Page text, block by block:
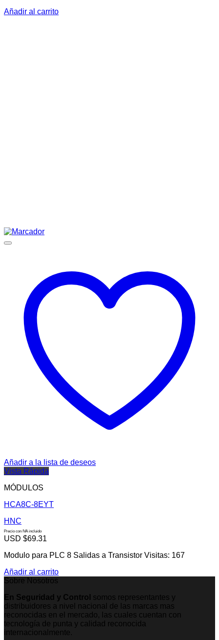
Añadir al carrito
Añadir a la lista de deseos
Vista Rápida
MÓDULOS
HCA8C-8EYT
HNC
Precio con IVA incluido
USD $69.31
Modulo para PLC 8 Salidas a Transistor Visitas: 167
Añadir al carrito
Sobre Nosotros
En Seguridad y Control somos representantes y
distribuidores a nivel nacional de las marcas mas
reconocidas en el mercado, las cuales cuentan con
tecnología de punta y calidad reconocida
internacionalmente.